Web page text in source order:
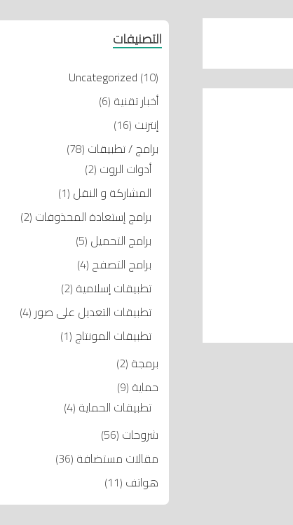
التصنيفات
Uncategorized (10)
أخبار تقنية (6)
إنترنت (16)
برامج / تطبيقات (78)
أدوات الروت (2)
المشاركة و النقل (1)
برامج إستعادة المحذوفات (2)
برامج التحميل (5)
برامج التصفح (4)
تطبيقات إسلامية (2)
تطبيقات التعديل على صور (4)
تطبيقات المونتاج (1)
برمجة (2)
حماية (9)
تطبيقات الحماية (4)
شروحات (56)
مقالات مستضافة (36)
هواتف (11)